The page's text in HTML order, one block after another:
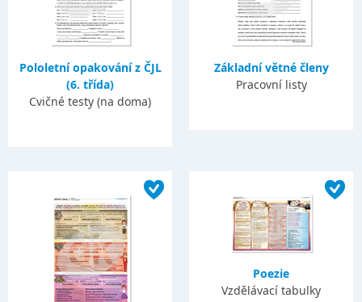
Pololetní opakování z ČJL
(6. třída)
Cvičné testy (na doma)
Základní větné členy
Pracovní listy
Poezie
Vzdělávací tabulky